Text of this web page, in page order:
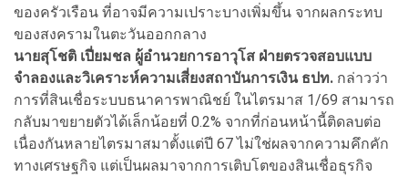
ของครัวเรือน ที่อาจมีความเปราะบางเพิ่มขึ้น จากผลกระทบ
ของสงครามในตะวันออกกลาง
นายสุโชติ เปี่ยมชล ผู้อำนวยการอาวุโส ฝ่ายตรวจสอบแบบ
จำลองและวิเคราะห์ความเสี่ยงสถาบันการเงิน ธปท. กล่าวว่า
การที่สินเชื่อระบบธนาคารพาณิชย์ ในไตรมาส 1/69 สามารถ
กลับมาขยายตัวได้เล็กน้อยที่ 0.2% จากที่ก่อนหน้านี้ติดลบต่อ
เนื่องกันหลายไตรมาสมาตั้งแต่ปี 67 ไม่ใช่ผลจากความคึกคัก
ทางเศรษฐกิจ แต่เป็นผลมาจากการเติบโตของสินเชื่อธุรกิจ